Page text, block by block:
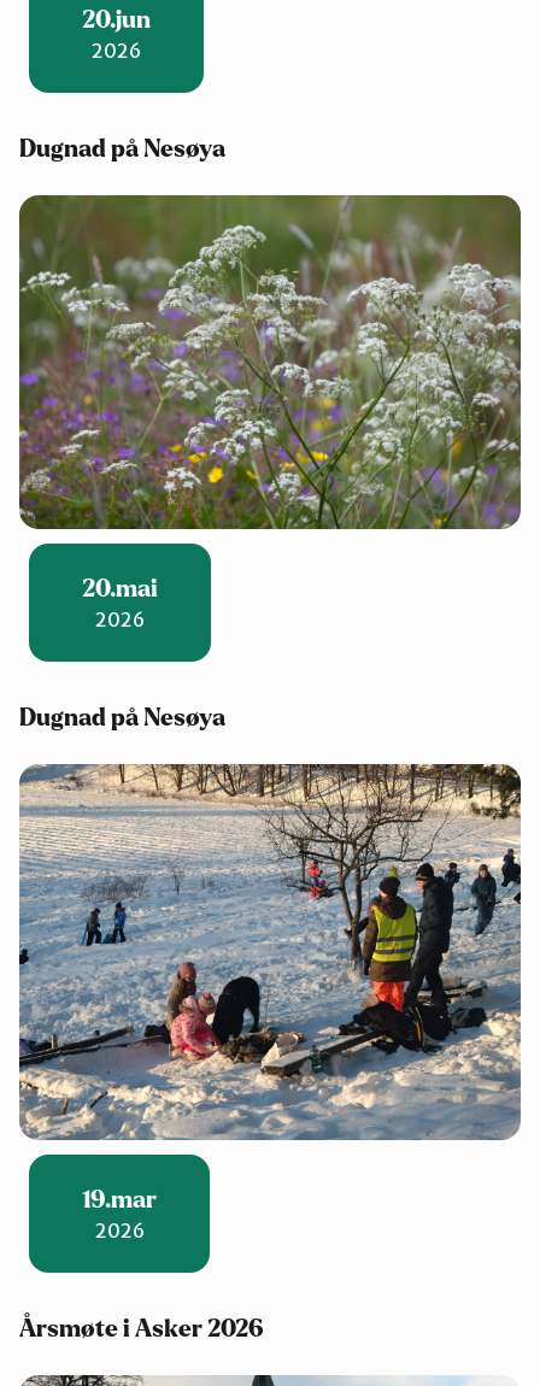
20.jun
2026
Dugnad på Nesøya
20.mai
2026
Dugnad på Nesøya
19.mar
2026
Årsmøte i Asker 2026